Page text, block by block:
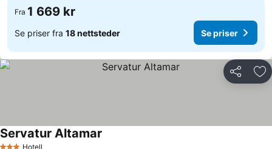
Fra 1 669 kr
Se priser fra 18 nettsteder Se priser
Del
Hotell
Servatur Altamar